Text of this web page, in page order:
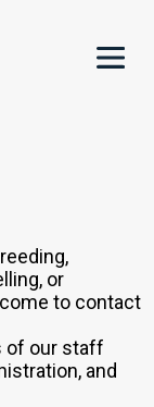
or
to contact
of our staff
and